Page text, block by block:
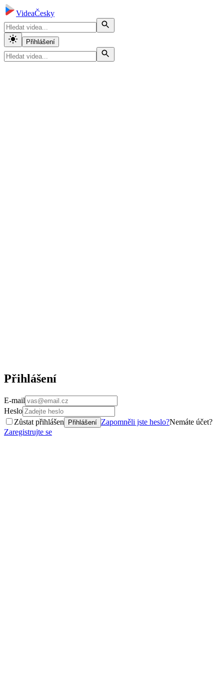
VideaČesky
Přihlášení
Přihlášení
E-mail
Heslo
Zůstat přihlášen
Přihlášení Zapomněli jste heslo?Nemáte účet?
Zaregistrujte se